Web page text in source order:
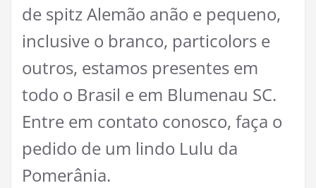
de spitz Alemão anão e pequeno,
inclusive o branco, particolors e
outros, estamos presentes em
todo o Brasil e em Blumenau SC.
Entre em contato conosco, faça o
pedido de um lindo Lulu da
Pomerânia.